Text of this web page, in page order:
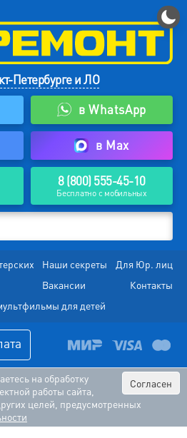
Петербурге и ЛО
в WhatsApp
в Max
8 (800) 555-45-10
Бесплатно с мобильных
Наши секреты
Для Юр. лиц
Вакансии
Контакты
для детей
Согласен
на обработку
работы сайта,
целей, предусмотренных